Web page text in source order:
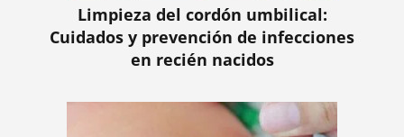
Limpieza del cordón umbilical:
Cuidados y prevención de infecciones
en recién nacidos